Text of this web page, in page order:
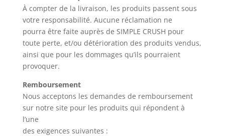
À compter de la livraison, les produits passent sous
votre responsabilité. Aucune réclamation ne
pourra être faite auprès de SIMPLE CRUSH pour
toute perte, et/ou détérioration des produits vendus,
ainsi que pour les dommages qu’ils pourraient
provoquer.
Remboursement
Nous acceptons les demandes de remboursement
sur notre site pour les produits qui répondent à
l’une
des exigences suivantes :